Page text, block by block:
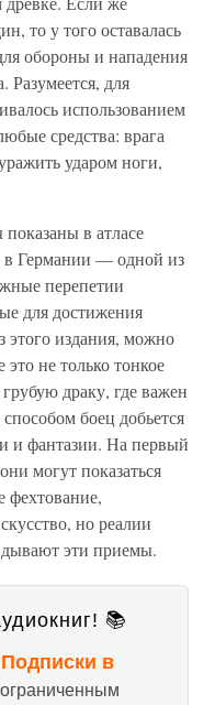
то у того оставалась
обороны и нападения
для
использованием
средства: врага
ударом ноги,
в атласе
в Германии — одной из
перепетии
для достижения
этого издания, можно
это не только тонкое
драку, где важен
боец добьется
и фантазии. На первый
могут показаться
но реалии
эти приемы.
📚
в